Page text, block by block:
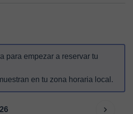
para empezar a reservar tu
en tu zona horaria local.